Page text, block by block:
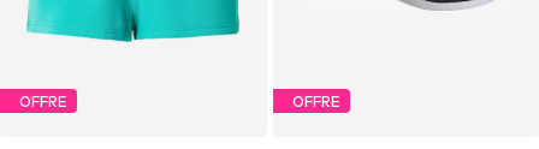
OFFRE OFFRE